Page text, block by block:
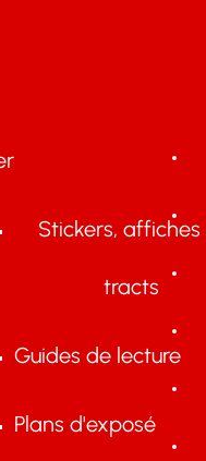
Stickers, affiches
tracts
Guides de lecture
Plans d'exposé